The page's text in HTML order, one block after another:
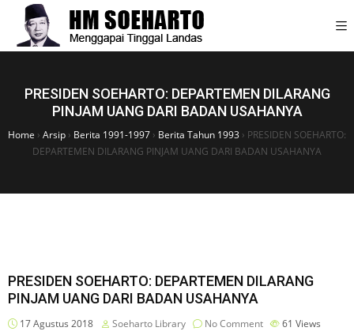
PRESIDEN SOEHARTO: DEPARTEMEN DILARANG
PINJAM UANG DARI BADAN USAHANYA
Home › Arsip › Berita 1991-1997 › Berita Tahun 1993 › PRESIDEN SOEHARTO:
DEPARTEMEN DILARANG PINJAM UANG DARI BADAN USAHANYA
PRESIDEN SOEHARTO: DEPARTEMEN DILARANG
PINJAM UANG DARI BADAN USAHANYA
17 Agustus 2018 Soeharto Library No Comment 61 Views